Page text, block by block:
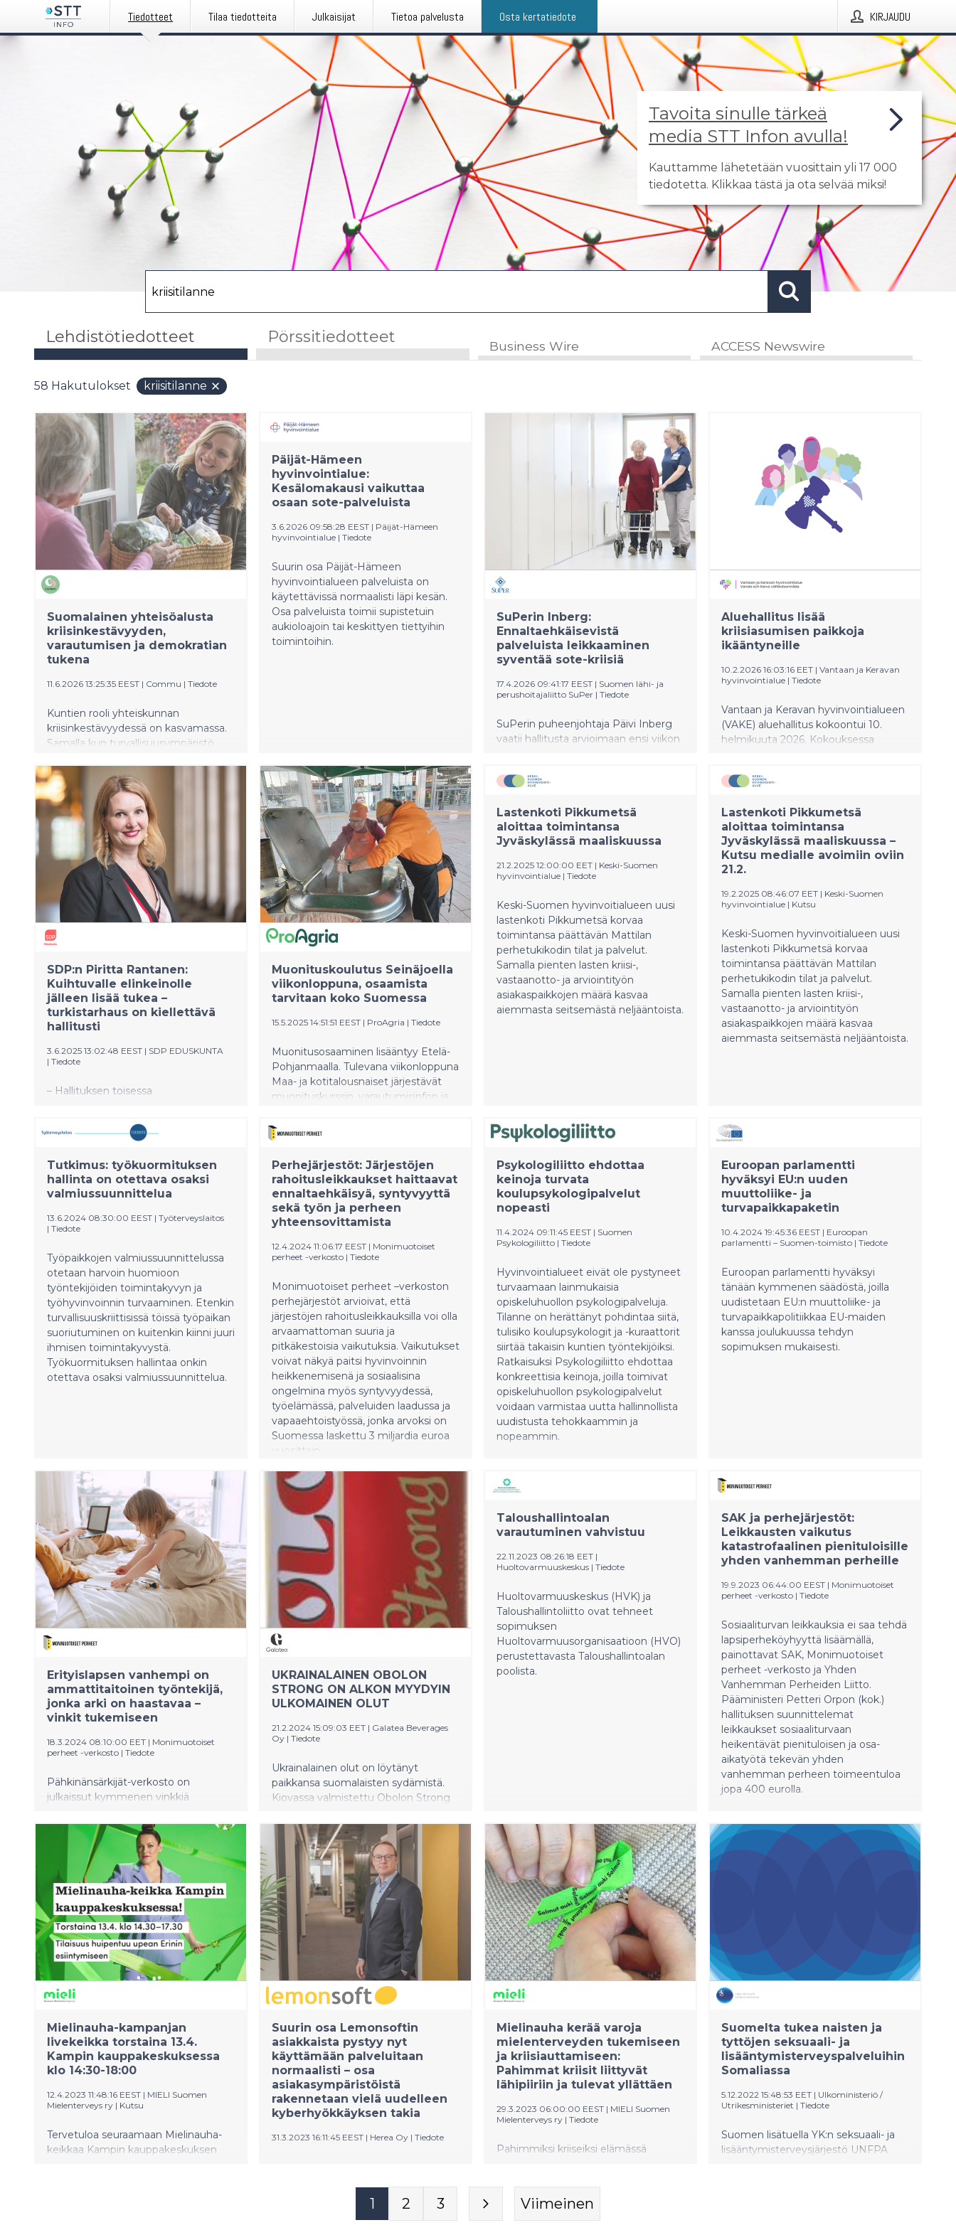
Tiedotteet Tilaa tiedotteita Julkaisijat Tietoa palvelusta Osta kertatiedote KIRJAUDU
Tavoita sinulle tärkeä
media STT Infon avulla!
Kauttamme lähetetään vuosittain yli 17 000
tiedotetta. Klikkaa tästä ja ota selvää miksi!
Lehdistötiedotteet Pörssitiedotteet Business Wire ACCESS Newswire
58 Hakutulokset kriisitilanne
Suomalainen yhteisöalusta
kriisinkestävyyden,
varautumisen ja demokratian
tukena
11.6.2026 13:25:35 EEST | Commu | Tiedote
Kuntien rooli yhteiskunnan
kriisinkestävyydessä on kasvamassa.
Samalla kun turvallisuusympäristö
löydettävä uusia keinoja vahvistaa
asukkaiden osallisuutta,
yhteisöllisyyttä ja varautumista.
Digitaalinen yhteisöalusta auttaa
rakentamaan luottamusta ja
toimintakykyä ennen kriisitilannetta,
sen aikana ja sen jälkeen. Se auttaa
myös keventämään viranomaisten
kuormaa. Yhteiskunnan
kriisinkestävyys syntyy ennen kaikkea
luottamuksesta, osallisuudesta ja
ihmisten kyvystä toimia yhdessä
Päijät-Hämeen
hyvinvointialue:
Kesälomakausi vaikuttaa
osaan sote-palveluista
3.6.2026 09:58:28 EEST | Päijät-Hämeen
hyvinvointialue | Tiedote
Suurin osa Päijät-Hämeen
hyvinvointialueen palveluista on
käytettävissä normaalisti läpi kesän.
Osa palveluista toimii supistetuin
aukioloajoin tai keskittyen tiettyihin
toimintoihin.
SuPerin Inberg:
Ennaltaehkäisevistä
palveluista leikkaaminen
syventää sote-kriisiä
17.4.2026 09:41:17 EEST | Suomen lähi- ja
perushoitajaliitto SuPer | Tiedote
SuPerin puheenjohtaja Päivi Inberg
vaatii hallitusta arvioimaan ensi viikon
ja jättämään ennaltaehkäisevät ja
leikkausten ulkopuolelle. – Esimerkiksi
kotihoito sekä ikääntyneiden ja
vammaisten palveluasuminen eivät
sanoo.
Aluehallitus lisää
kriisiasumisen paikkoja
ikääntyneille
10.2.2026 16:03:16 EET | Vantaan ja Keravan
hyvinvointialue | Tiedote
Vantaan ja Keravan hyvinvointialueen
(VAKE) aluehallitus kokoontui 10.
helmikuuta 2026. Kokouksessa
kriisiasumisyksikkö Keravalle. Myös
kriisiasumispaikkoja lisätään.
SDP:n Piritta Rantanen:
Kuihtuvalle elinkeinolle
jälleen lisää tukea –
turkistarhaus on kiellettävä
hallitusti
3.6.2025 13:02:48 EEST | SDP EDUSKUNTA
| Tiedote
– Hallituksen toisessa
miljoonatuet turkistarhaajille. Tuet
toki perustuvat lakiin, mutta eikö
loppua, kysyy SDP:n kansanedustaja
ja maa- ja metsätalousvaliokunnan
vastaava Piritta Rantanen.
Muonituskoulutus Seinäjoella
viikonloppuna, osaamista
tarvitaan koko Suomessa
15.5.2025 14:51:51 EEST | ProAgria | Tiedote
Muonitusosaaminen lisääntyy Etelä-
Pohjanmaalla. Tulevana viikonloppuna
Maa- ja kotitalousnaiset järjestävät
muonituskurssin, varautumisinfon ja
tavoitteena on lisätä kansalaisten
varautumisosaamista
Muonitusosaamisen ylläpito on osa
varautumista.
Lastenkoti Pikkumetsä
aloittaa toimintansa
Jyväskylässä maaliskuussa
21.2.2025 12:00:00 EET | Keski-Suomen
hyvinvointialue | Tiedote
Keski-Suomen hyvinvoitialueen uusi
lastenkoti Pikkumetsä korvaa
toimintansa päättävän Mattilan
perhetukikodin tilat ja palvelut.
Samalla pienten lasten kriisi-,
vastaanotto- ja arviointityön
asiakaspaikkojen määrä kasvaa
aiemmasta seitsemästä neljääntoista.
Lastenkoti Pikkumetsä
aloittaa toimintansa
Jyväskylässä maaliskuussa –
Kutsu medialle avoimiin oviin
21.2.
19.2.2025 08:46:07 EET | Keski-Suomen
hyvinvointialue | Kutsu
Keski-Suomen hyvinvoitialueen uusi
lastenkoti Pikkumetsä korvaa
toimintansa päättävän Mattilan
perhetukikodin tilat ja palvelut.
Samalla pienten lasten kriisi-,
vastaanotto- ja arviointityön
asiakaspaikkojen määrä kasvaa
aiemmasta seitsemästä neljääntoista.
Tutkimus: työkuormituksen
hallinta on otettava osaksi
valmiussuunnittelua
13.6.2024 08:30:00 EEST | Työterveyslaitos
| Tiedote
Työpaikkojen valmiussuunnittelussa
otetaan harvoin huomioon
työntekijöiden toimintakyvyn ja
työhyvinvoinnin turvaaminen. Etenkin
turvallisuuskriittisissä töissä työpaikan
suoriutuminen on kuitenkin kiinni juuri
ihmisen toimintakyvystä.
Työkuormituksen hallintaa onkin
otettava osaksi valmiussuunnittelua.
Perhejärjestöt: Järjestöjen
rahoitusleikkaukset haittaavat
ennaltaehkäisyä, syntyvyyttä
sekä työn ja perheen
yhteensovittamista
12.4.2024 11:06:17 EEST | Monimuotoiset
perheet -verkosto | Tiedote
Monimuotoiset perheet –verkoston
perhejärjestöt arvioivat, että
järjestöjen rahoitusleikkauksilla voi olla
arvaamattoman suuria ja
pitkäkestoisia vaikutuksia. Vaikutukset
voivat näkyä paitsi hyvinvoinnin
heikkenemisenä ja sosiaalisina
ongelmina myös syntyvyydessä,
työelämässä, palveluiden laadussa ja
vapaaehtoistyössä, jonka arvoksi on
Suomessa laskettu 3 miljardia euroa
vuosittain.
Psykologiliitto ehdottaa
keinoja turvata
koulupsykologipalvelut
nopeasti
11.4.2024 09:11:45 EEST | Suomen
Psykologiliitto | Tiedote
Hyvinvointialueet eivät ole pystyneet
turvaamaan lainmukaisia
opiskeluhuollon psykologipalveluja.
Tilanne on herättänyt pohdintaa siitä,
tulisiko koulupsykologit ja -kuraattorit
siirtää takaisin kuntien työntekijöiksi.
Ratkaisuksi Psykologiliitto ehdottaa
konkreettisia keinoja, joilla toimivat
opiskeluhuollon psykologipalvelut
voidaan varmistaa uutta hallinnollista
uudistusta tehokkaammin ja
nopeammin.
Euroopan parlamentti
hyväksyi EU:n uuden
muuttoliike- ja
turvapaikkapaketin
10.4.2024 19:45:36 EEST | Euroopan
parlamentti – Suomen-toimisto | Tiedote
Euroopan parlamentti hyväksyi
tänään kymmenen säädöstä, joilla
uudistetaan EU:n muuttoliike- ja
turvapaikkapolitiikkaa EU-maiden
kanssa joulukuussa tehdyn
sopimuksen mukaisesti.
Erityislapsen vanhempi on
ammattitaitoinen työntekijä,
jonka arki on haastavaa –
vinkit tukemiseen
18.3.2024 08:10:00 EET | Monimuotoiset
perheet -verkosto | Tiedote
Pähkinänsärkijät-verkosto on
julkaissut kymmenen vinkkiä
tukemiseen työpaikoilla.
Erityislapsiperheiden asemaa
edistävän yhteistyöverkoston
vinkkilistan voi tulostaa omalle
työpaikalle tai ottaa sen avulla
puheeksi työpaikan perheystävälliset
käytännöt.
UKRAINALAINEN OBOLON
STRONG ON ALKON MYYDYIN
ULKOMAINEN OLUT
21.2.2024 15:09:03 EET | Galatea Beverages
Oy | Tiedote
Ukrainalainen olut on löytänyt
paikkansa suomalaisten sydämistä.
Kiovassa valmistettu Obolon Strong
Obolon panimon toiminta on jatkunut
Venäjän hyökkäyssodasta huolimatta.
Suomi on yksi ukrainalaispanimon
merkittävimmistä vientimaista.
Taloushallintoalan
varautuminen vahvistuu
22.11.2023 08:26:18 EET |
Huoltovarmuuskeskus | Tiedote
Huoltovarmuuskeskus (HVK) ja
Taloushallintoliitto ovat tehneet
sopimuksen
Huoltovarmuusorganisaatioon (HVO)
perustettavasta Taloushallintoalan
poolista.
SAK ja perhejärjestöt:
Leikkausten vaikutus
katastrofaalinen pienituloisille
yhden vanhemman perheille
19.9.2023 06:44:00 EEST | Monimuotoiset
perheet -verkosto | Tiedote
Sosiaaliturvan leikkauksia ei saa tehdä
lapsiperheköyhyyttä lisäämällä,
painottavat SAK, Monimuotoiset
perheet -verkosto ja Yhden
Vanhemman Perheiden Liitto.
Pääministeri Petteri Orpon (kok.)
hallituksen suunnittelemat
leikkaukset sosiaaliturvaan
heikentävät pienituloisen ja osa-
aikatyötä tekevän yhden
vanhemman perheen toimeentuloa
jopa 400 eurolla.
Mielinauha-kampanjan
livekeikka torstaina 13.4.
Kampin kauppakeskuksessa
klo 14:30-18:00
12.4.2023 11:48:16 EEST | MIELI Suomen
Mielenterveys ry | Kutsu
Tervetuloa seuraamaan Mielinauha-
keikkaa Kampin kauppakeskuksen
Suurin osa Lemonsoftin
asiakkaista pystyy nyt
käyttämään palveluitaan
normaalisti – osa
asiakasympäristöistä
rakennetaan vielä uudelleen
kyberhyökkäyksen takia
31.3.2023 16:11:45 EEST | Herea Oy | Tiedote
kiristysohjelmahyökkäys, mikä sai
yrityksen sulkemaan
Mielinauha kerää varoja
mielenterveyden tukemiseen
ja kriisiauttamiseen:
Pahimmat kriisit liittyvät
lähipiiriin ja tulevat yllättäen
29.3.2023 06:00:00 EEST | MIELI Suomen
Mielenterveys ry | Tiedote
Pahimmiksi kriiseiksi elämässä
lähipiirissä. Tämä käy ilmi sekä MIELI
ry:n kriisiauttamisen tilastoista että
Suomelta tukea naisten ja
tyttöjen seksuaali- ja
lisääntymisterveyspalveluihin
Somaliassa
5.12.2022 15:48:53 EET | Ulkoministeriö /
Utrikesministeriet | Tiedote
Suomen lisätuella YK:n seksuaali- ja
lisääntymisterveysjärjestö UNFPA
1 2 3 Viimeinen